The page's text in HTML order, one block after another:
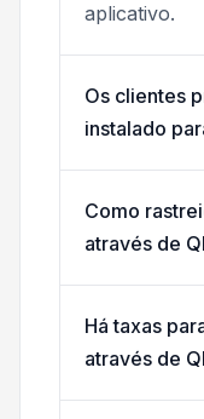
aplicativo.
Os clientes
instalado
Como
através de
Há taxas
através de